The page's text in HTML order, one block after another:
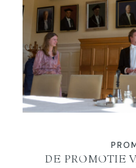
DE PROMOTIE